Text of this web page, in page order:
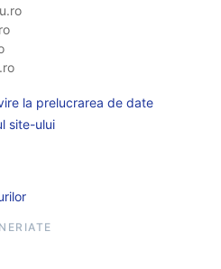
la prelucrarea de date
site-ului